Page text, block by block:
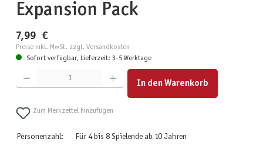
Expansion Pack
7,99 €
Preise inkl. MwSt. zzgl. Versandkosten
Sofort verfügbar, Lieferzeit: 3-5 Werktage
Produkt Anzahl: Gib den gewünschten Wert ein oder benutze die Schaltflächen um die Anzahl zu
In den Warenkorb
Zum Merkzettel hinzufügen
Personenzahl:
Für 4 bis 8 Spielende ab 10 Jahren